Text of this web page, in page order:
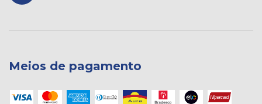
Meios de pagamento